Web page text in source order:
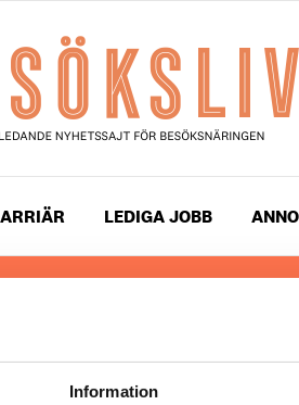
Information
LEDIGA JOBB
mest uppdaterade nyheter och
i sin tryckta form är ett